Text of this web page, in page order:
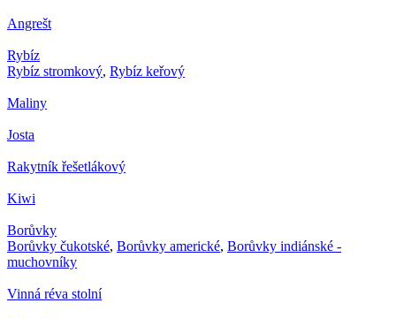
Angrešt
Rybíz
Rybíz stromkový, Rybíz keřový
Maliny
Josta
Rakytník řešetlákový
Kiwi
Borůvky
Borůvky čukotské, Borůvky americké, Borůvky indiánské -
muchovníky
Vinná réva stolní